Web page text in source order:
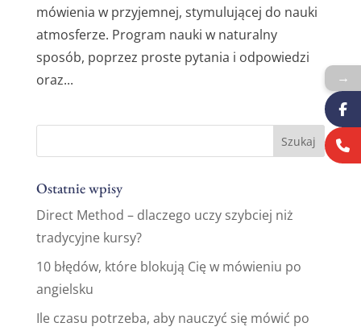
mówienia w przyjemnej, stymulującej do nauki
atmosferze. Program nauki w naturalny
sposób, poprzez proste pytania i odpowiedzi
oraz...
Ostatnie wpisy
Direct Method – dlaczego uczy szybciej niż
tradycyjne kursy?
10 błędów, które blokują Cię w mówieniu po
angielsku
Ile czasu potrzeba, aby nauczyć się mówić po
→